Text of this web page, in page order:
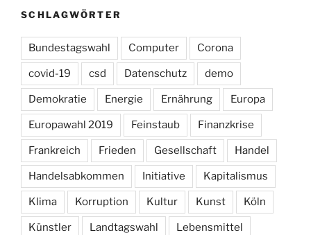
SCHLAGWÖRTER
Bundestagswahl Computer Corona
covid-19 csd Datenschutz demo
Demokratie Energie Ernährung Europa
Europawahl 2019 Feinstaub Finanzkrise
Frankreich Frieden Gesellschaft Handel
Handelsabkommen Initiative Kapitalismus
Klima Korruption Kultur Kunst Köln
Künstler Landtagswahl Lebensmittel